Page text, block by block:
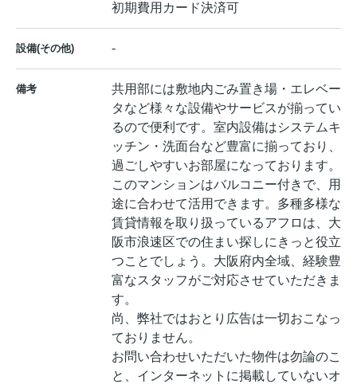
初期費用カード決済可
設備(その他) -
備考
共用部には敷地内ごみ置き場・エレベー
タなど様々な設備やサービスが揃ってい
るので便利です。室内設備はシステムキ
ッチン・洗面台など豊富に揃っており、
過ごしやすいお部屋になっております。
このマンションはバルコニー付きで、用
途に合わせて活用できます。多種多様な
賃貸情報を取り扱っているアフロは、大
阪市浪速区での住まい探しにきっと役立
つことでしょう。大阪府内全域、経験豊
富なスタッフがご対応させていただきま
す。
尚、弊社ではおとり広告は一切おこなっ
ておりません。
お問い合わせいただいた物件は勿論のこ
と、インターネットに掲載していないオ